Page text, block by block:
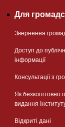
Для
Звернення
Доступ до
інформації
Консультації з
Як безкоштовно
видання
Відкриті дані